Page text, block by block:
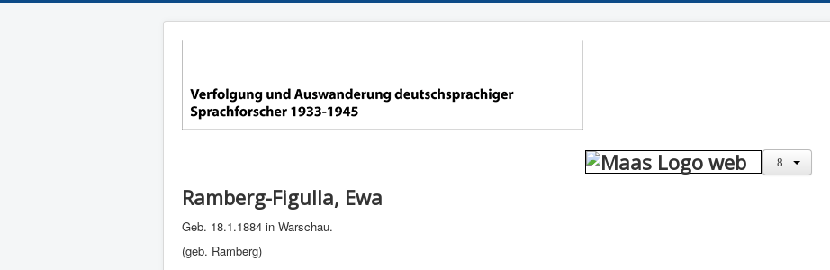
Ramberg-Figulla, Ewa
Geb. 18.1.1884 in Warschau.
(geb. Ramberg)